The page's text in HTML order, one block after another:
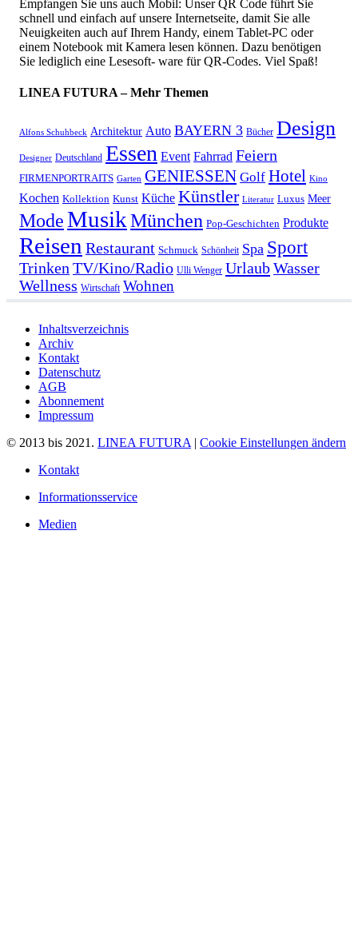
Empfangen Sie uns auch Mobil: Unser QR Code führt Sie
schnell und einfach auf unsere Internetseite, damit Sie alle
Neuigkeiten auch auf Ihrem Handy, einem Tablet-PC oder
einem Notebook mit Kamera lesen können. Dazu benötigen
Sie lediglich eine Lesesoft- ware für QR-Codes. Viel Spaß!
LINEA FUTURA – Mehr Themen
Alfons Schuhbeck Architektur Auto BAYERN 3 Bücher Design
Designer Deutschland Essen Event Fahrrad Feiern
FIRMENPORTRAITS Garten GENIESSEN Golf Hotel Kino
Kochen Kollektion Kunst Küche Künstler Literatur Luxus Meer
ModeMusikMünchen Pop-Geschichten Produkte
Reisen Restaurant Schmuck Schönheit Spa Sport
TrinkenTV/Kino/Radio Ulli Wenger UrlaubWasser
Wellness Wirtschaft Wohnen
Inhaltsverzeichnis
Archiv
Kontakt
Datenschutz
AGB
Abonnement
Impressum
© 2013 bis 2021. LINEA FUTURA| Cookie Einstellungen ändern
Kontakt
Informationsservice
Medien